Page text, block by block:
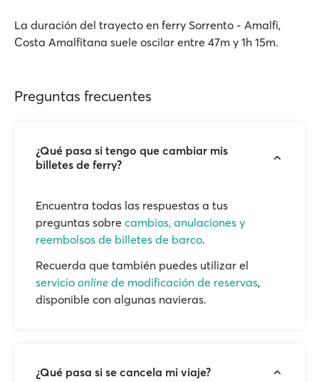
La duración del trayecto en ferry Sorrento - Amalfi,
Costa Amalfitana suele oscilar entre 47m y 1h 15m.
Preguntas frecuentes
¿Qué pasa si tengo que cambiar mis
billetes de ferry?
Encuentra todas las respuestas a tus
preguntas sobre cambios, anulaciones y
reembolsos de billetes de barco.
Recuerda que también puedes utilizar el
servicio online de modificación de reservas,
disponible con algunas navieras.
¿Qué pasa si se cancela mi viaje?